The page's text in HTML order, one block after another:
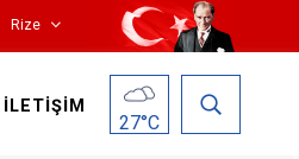
Rize
İLETİŞİM
27°C